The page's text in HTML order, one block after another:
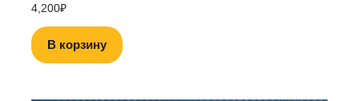
4,200₽
В корзину